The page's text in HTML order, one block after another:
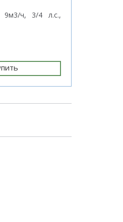
9м3/ч, 3/4 л.с.,